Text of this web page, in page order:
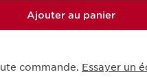
Ajouter au panier
commande. Essayer un